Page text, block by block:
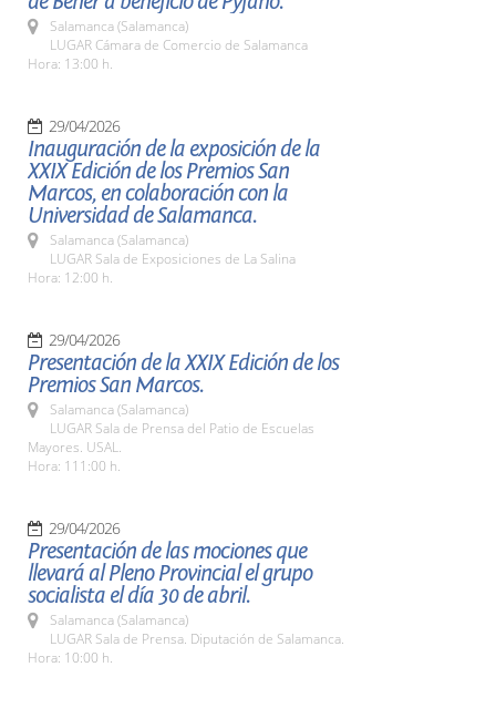
Salamanca (Salamanca)
LUGAR Cámara de Comercio de Salamanca
Hora: 13:00 h.
29/04/2026
Inauguración de la exposición de la
XXIX Edición de los Premios San
Marcos, en colaboración con la
Universidad de Salamanca.
Salamanca (Salamanca)
LUGAR Sala de Exposiciones de La Salina
Hora: 12:00 h.
29/04/2026
Presentación de la XXIX Edición de los
Premios San Marcos.
Salamanca (Salamanca)
LUGAR Sala de Prensa del Patio de Escuelas
Mayores. USAL.
Hora: 111:00 h.
29/04/2026
Presentación de las mociones que
llevará al Pleno Provincial el grupo
socialista el día 30 de abril.
Salamanca (Salamanca)
LUGAR Sala de Prensa. Diputación de Salamanca.
Hora: 10:00 h.